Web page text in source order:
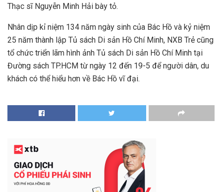
Thạc sĩ Nguyễn Minh Hải bày tỏ.
Nhân dịp kỉ niệm 134 năm ngày sinh của Bác Hồ và kỷ niệm
25 năm thành lập Tủ sách Di sản Hồ Chí Minh, NXB Trẻ cũng
tổ chức triển lãm hình ảnh Tủ sách Di sản Hồ Chí Minh tại
Đường sách TP.HCM từ ngày 12 đến 19-5 để người dân, du
khách có thể hiểu hơn về Bác Hồ vĩ đại.